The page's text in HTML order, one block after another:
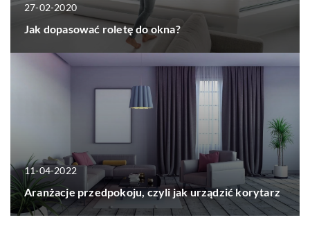
27-02-2020
Jak dopasować roletę do okna?
11-04-2022
Aranżacje przedpokoju, czyli jak urządzić korytarz